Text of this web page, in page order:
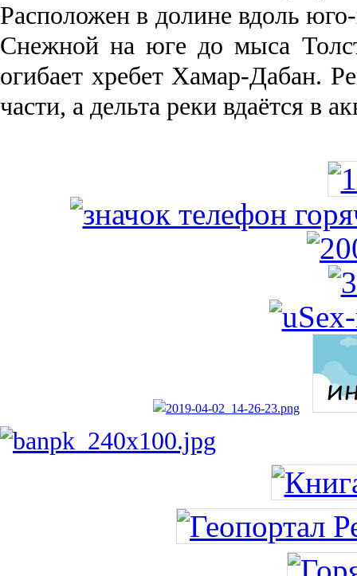
Рас­положен в долине вдоль
Снежной на юге до мыса
огибает хребет Хамар-Дабан.
части, а дельта реки вда­ётся в